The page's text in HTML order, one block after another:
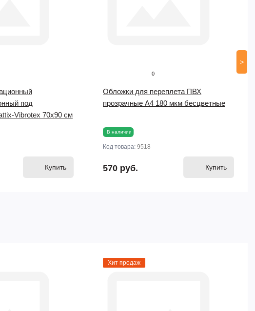
под
Vibrotex 70х90 см
Купить
0
Обложки для переплета ПВХ
прозрачные А4 180 мкм бесцветные
В наличии
Код товара: 9518
570 руб. Купить
>
Хит продаж